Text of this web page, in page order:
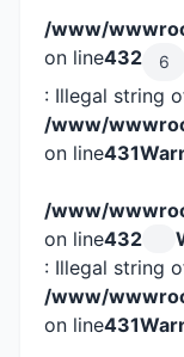
/www/
on line432 6
: Illegal string
/www/
on line431
/www/
on line432
: Illegal string
/www/
on line431